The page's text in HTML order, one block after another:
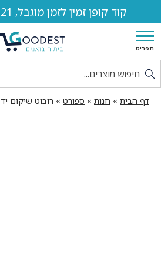
קוד קופן זמין לזמן מוגבל, 54321 - תתחדשו!
תפריט
דף הבית » חנות » ספורט » רובוט שיקום יד